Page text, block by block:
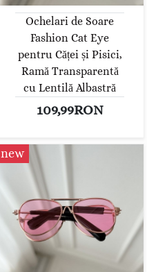
Ochelari de Soare
Fashion Cat Eye
pentru Căței și Pisici,
Ramă Transparentă
cu Lentilă Albastră
109,99RON
new